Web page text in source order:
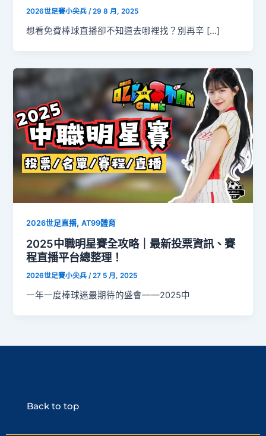
2026世足賽小尖兵/29 8 月, 2025
想看免費棒球直播卻不知道去哪裡找？別再辛 […]
2026世足直播,AT99體育
2025中職明星賽全攻略｜最新投票資訊、賽
程直播平台總整理！
2026世足賽小尖兵/27 5 月, 2025
一年一度棒球迷最期待的盛會——2025中
Back to top